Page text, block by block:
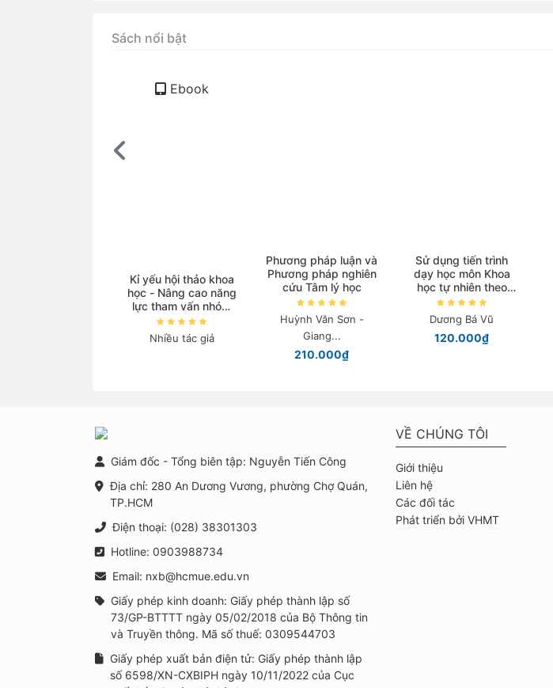
Sách nổi bật
Ebook
Kỉ yếu hội thảo khoa
học - Nâng cao năng
lực tham vấn nhóm
và triển khai các
chương trình phòng
ngừa, can thiệp tâm
Nhiều tác giả
Phương pháp luận và
Phương pháp nghiên
cứu Tâm lý học
Huỳnh Văn Sơn -
Giang...
210.000₫
Sử dụng tiến trình
dạy học môn Khoa
học tự nhiên theo
hình thức dạy học B-
Learning
Dương Bá Vũ
120.000₫
Giám đốc - Tổng biên tập: Nguyễn Tiến Công
Địa chỉ: 280 An Dương Vương, phường Chợ Quán,
TP.HCM
Điện thoại: (028) 38301303
Hotline: 0903988734
Email: nxb@hcmue.edu.vn
Giấy phép kinh doanh: Giấy phép thành lập số
73/GP-BTTTT ngày 05/02/2018 của Bộ Thông tin
và Truyền thông. Mã số thuế: 0309544703
Giấy phép xuất bản điện tử: Giấy phép thành lập
số 6598/XN-CXBIPH ngày 10/11/2022 của Cục
VỀ CHÚNG TÔI
Giới thiệu
Liên hệ
Các đối tác
Phát triển bởi VHMT